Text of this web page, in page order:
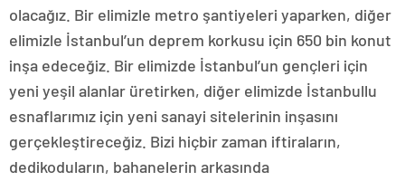
olacağız. Bir elimizle metro şantiyeleri yaparken, diğer
elimizle İstanbul’un deprem korkusu için 650 bin konut
inşa edeceğiz. Bir elimizde İstanbul’un gençleri için
yeni yeşil alanlar üretirken, diğer elimizde İstanbullu
esnaflarımız için yeni sanayi sitelerinin inşasını
gerçekleştireceğiz. Bizi hiçbir zaman iftiraların,
dedikoduların, bahanelerin arkasında